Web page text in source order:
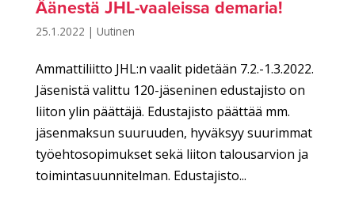
Äänestä JHL-vaaleissa demaria!
25.1.2022 | Uutinen
Ammattiliitto JHL:n vaalit pidetään 7.2.-1.3.2022.
Jäsenistä valittu 120-jäseninen edustajisto on
liiton ylin päättäjä. Edustajisto päättää mm.
jäsenmaksun suuruuden, hyväksyy suurimmat
työehtosopimukset sekä liiton talousarvion ja
toimintasuunnitelman. Edustajisto...